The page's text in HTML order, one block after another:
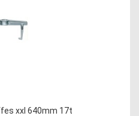
xxl 640mm 17t